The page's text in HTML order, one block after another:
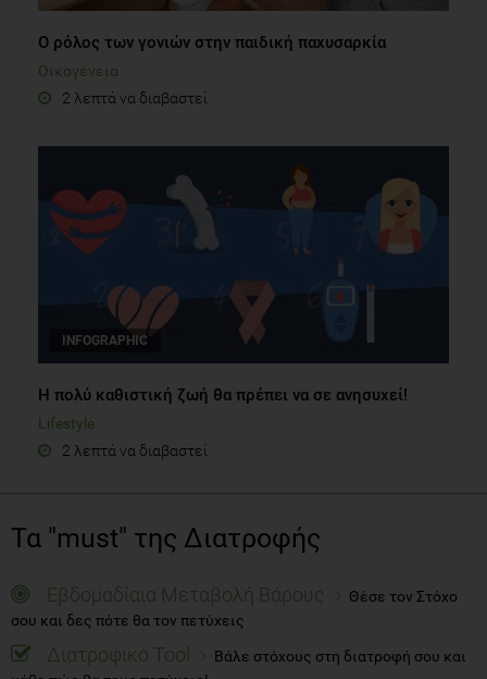
Ο ρόλος των γονιών στην παιδική παχυσαρκία
Οικογένεια
2 λεπτά να διαβαστεί
INFOGRAPHIC
Η πολύ καθιστική ζωή θα πρέπει να σε ανησυχεί!
Lifestyle
2 λεπτά να διαβαστεί
Τα "must" της Διατροφής
Εβδομαδίαια Μεταβολή Βάρους
Θέσε τον Στόχο
σου και δες πότε θα τον πετύχεις
Διατροφικό Tool
Βάλε στόχους στη διατροφή σου και